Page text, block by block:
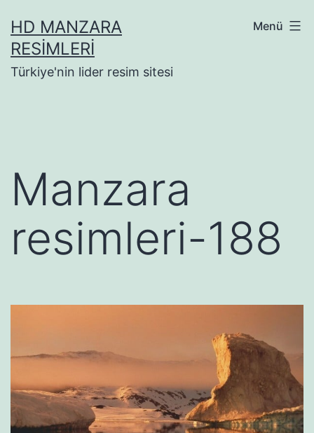
geçHD MANZARA
RESIMLERI
Türkiye'nin lider resim sitesi
Menü
Manzara
resimleri-188